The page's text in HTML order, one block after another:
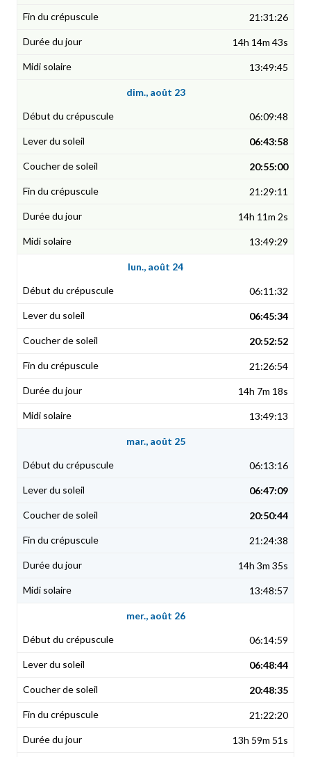
21:31:26
14h 14m 43s
13:49:45
dim., août 23
06:09:48
06:43:58
20:55:00
21:29:11
14h 11m 2s
13:49:29
lun., août 24
06:11:32
06:45:34
20:52:52
21:26:54
14h 7m 18s
13:49:13
mar., août 25
06:13:16
06:47:09
20:50:44
21:24:38
14h 3m 35s
13:48:57
mer., août 26
06:14:59
06:48:44
20:48:35
21:22:20
13h 59m 51s